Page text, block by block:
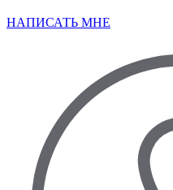
НАПИСАТЬ МНЕ